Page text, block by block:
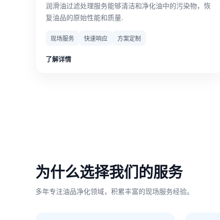
润滑油过滤处理服务能够清洁和净化油中的污染物，恢
复油品的原始性能和质量.
现场服务 快速响应 方案定制
了解详情
为什么选择我们的服务
多年专注油品净化领域，积累丰富的现场服务经验。